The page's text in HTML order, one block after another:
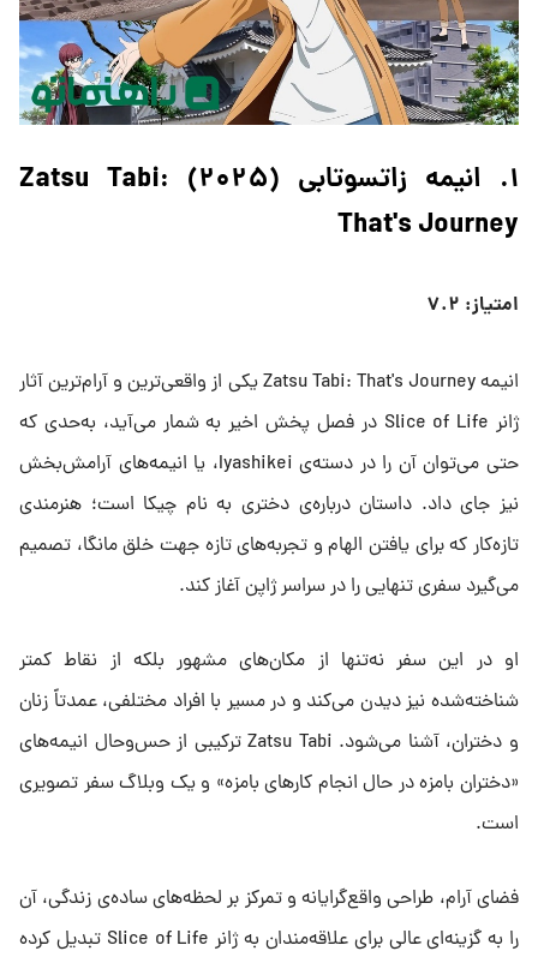
۱. انیمه زاتسوتابی (۲۰۲۵) Zatsu Tabi:
That's Journey
امتیاز: ۷.۲
انیمه Zatsu Tabi: That's Journey یکی از واقعی‌ترین و آرام‌ترین آثار
ژانر Slice of Life در فصل پخش اخیر به شمار می‌آید، به‌حدی که
حتی می‌توان آن را در دسته‌ی Iyashikei، یا انیمه‌های آرامش‌بخش
نیز جای داد. داستان درباره‌ی دختری به نام چیکا است؛ هنرمندی
تازه‌کار که برای یافتن الهام و تجربه‌های تازه جهت خلق مانگا، تصمیم
می‌گیرد سفری تنهایی را در سراسر ژاپن آغاز کند.
او در این سفر نه‌تنها از مکان‌های مشهور بلکه از نقاط کمتر
شناخته‌شده نیز دیدن می‌کند و در مسیر با افراد مختلفی، عمدتاً زنان
و دختران، آشنا می‌شود. Zatsu Tabi ترکیبی از حس‌و‌حال انیمه‌های
«دختران بامزه در حال انجام کارهای بامزه» و یک وبلاگ سفر تصویری
است.
فضای آرام، طراحی واقع‌گرایانه و تمرکز بر لحظه‌های ساده‌ی زندگی، آن
را به گزینه‌ای عالی برای علاقه‌مندان به ژانر Slice of Life تبدیل کرده